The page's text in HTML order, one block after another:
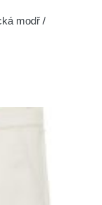
modř /